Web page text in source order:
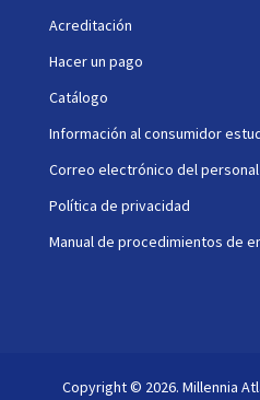
Acreditación
Hacer un pago
Catálogo
Información al consumidor
Correo electrónico del personal
Política de privacidad
Manual de procedimientos de
Copyright © 2026. Millennia